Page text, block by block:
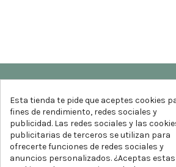
Esta tienda te pide que aceptes cookies
fines de rendimiento, redes sociales y
publicidad. Las redes sociales y las
publicitarias de terceros se utilizan para
ofrecerte funciones de redes sociales y
anuncios personalizados. ¿Aceptas estas